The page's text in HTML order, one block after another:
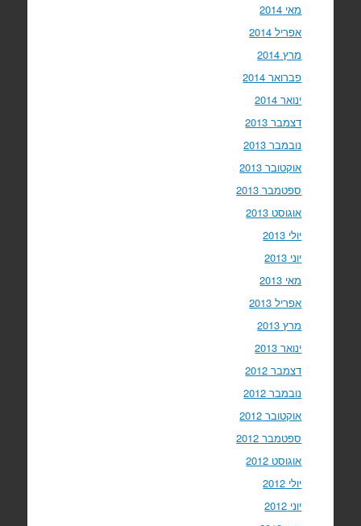
מאי 2014
אפריל 2014
מרץ 2014
פברואר 2014
ינואר 2014
דצמבר 2013
נובמבר 2013
אוקטובר 2013
ספטמבר 2013
אוגוסט 2013
יולי 2013
יוני 2013
מאי 2013
אפריל 2013
מרץ 2013
ינואר 2013
דצמבר 2012
נובמבר 2012
אוקטובר 2012
ספטמבר 2012
אוגוסט 2012
יולי 2012
יוני 2012